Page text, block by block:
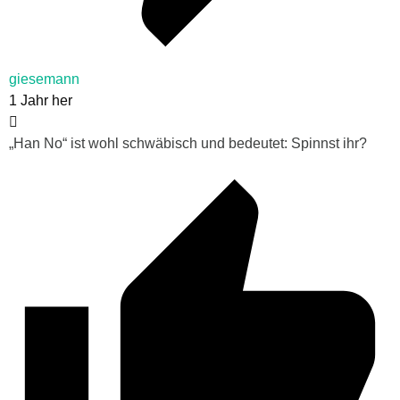
giesemann
1 Jahr her
„Han No“ ist wohl schwäbisch und bedeutet: Spinnst ihr?